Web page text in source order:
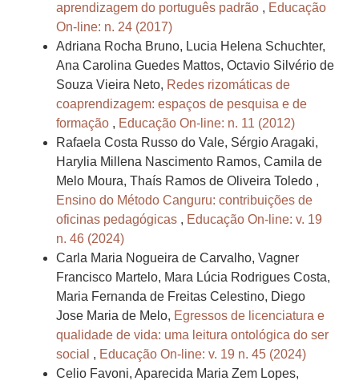
aprendizagem do português padrão , Educação
On-line: n. 24 (2017)
Adriana Rocha Bruno, Lucia Helena Schuchter,
Ana Carolina Guedes Mattos, Octavio Silvério de
Souza Vieira Neto, Redes rizomáticas de
coaprendizagem: espaços de pesquisa e de
formação , Educação On-line: n. 11 (2012)
Rafaela Costa Russo do Vale, Sérgio Aragaki,
Harylia Millena Nascimento Ramos, Camila de
Melo Moura, Thaís Ramos de Oliveira Toledo ,
Ensino do Método Canguru: contribuições de
oficinas pedagógicas , Educação On-line: v. 19
n. 46 (2024)
Carla Maria Nogueira de Carvalho, Vagner
Francisco Martelo, Mara Lúcia Rodrigues Costa,
Maria Fernanda de Freitas Celestino, Diego
Jose Maria de Melo, Egressos de licenciatura e
qualidade de vida: uma leitura ontológica do ser
social , Educação On-line: v. 19 n. 45 (2024)
Celio Favoni, Aparecida Maria Zem Lopes,